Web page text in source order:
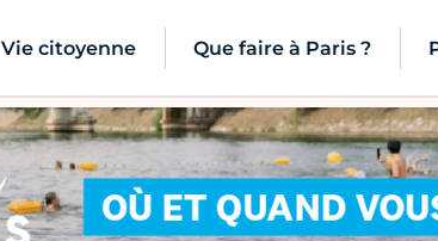
Vie citoyenne Que faire à Paris ?